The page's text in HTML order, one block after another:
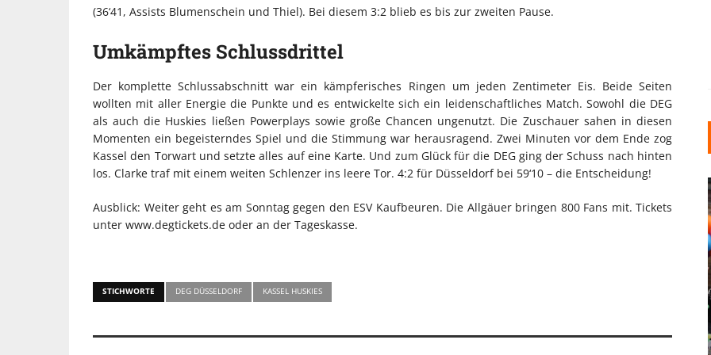
(36‘41, Assists Blumenschein und Thiel). Bei diesem 3:2 blieb es bis zur zweiten Pause.
Umkämpftes Schlussdrittel
Der komplette Schlussabschnitt war ein kämpferisches Ringen um jeden Zentimeter Eis. Beide Seiten
wollten mit aller Energie die Punkte und es entwickelte sich ein leidenschaftliches Match. Sowohl die DEG
als auch die Huskies ließen Powerplays sowie große Chancen ungenutzt. Die Zuschauer sahen in diesen
Momenten ein begeisterndes Spiel und die Stimmung war herausragend. Zwei Minuten vor dem Ende zog
Kassel den Torwart und setzte alles auf eine Karte. Und zum Glück für die DEG ging der Schuss nach hinten
los. Clarke traf mit einem weiten Schlenzer ins leere Tor. 4:2 für Düsseldorf bei 59‘10 – die Entscheidung!
Ausblick: Weiter geht es am Sonntag gegen den ESV Kaufbeuren. Die Allgäuer bringen 800 Fans mit. Tickets
unter www.degtickets.de oder an der Tageskasse.
STICHWORTE DEG DÜSSELDORF KASSEL HUSKIES
LOFT-STIL IN IHREM